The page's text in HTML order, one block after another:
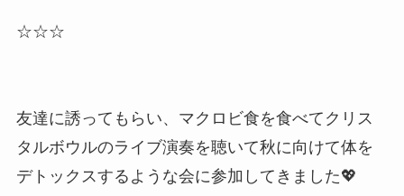
☆☆☆
友達に誘ってもらい、マクロビ食を食べてクリス
タルボウルのライブ演奏を聴いて秋に向けて体を
デトックスするような会に参加してきました💖